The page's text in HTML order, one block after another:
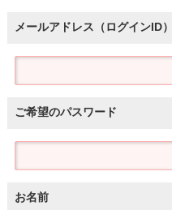
メールアドレス（ログインID）
ご希望のパスワード
お名前